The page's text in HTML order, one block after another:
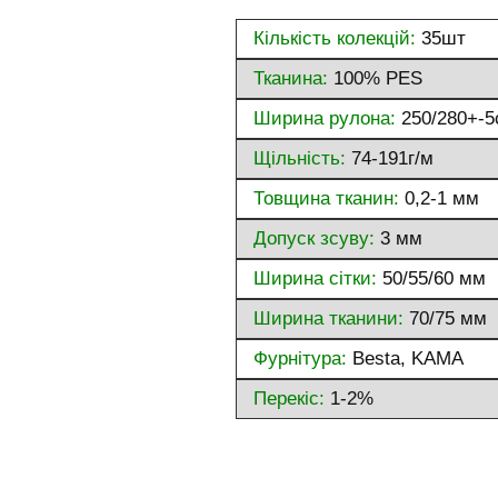
Кількість колекцій: 35шт
Тканина: 100% PES
Ширина рулона: 250/280+-
Щільність: 74-191г/м
Товщина тканин: 0,2-1 мм
Допуск зсуву: 3 мм
Ширина сітки: 50/55/60 мм
Ширина тканини: 70/75 мм
Фурнітура: Besta, KAMA
Перекіс: 1-2%